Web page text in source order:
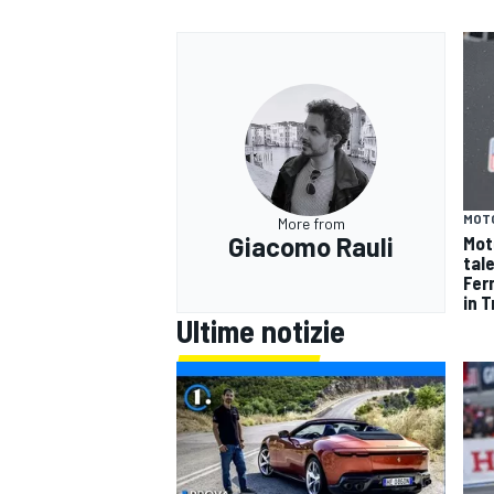
More from
Giacomo Rauli
in
Ultime notizie